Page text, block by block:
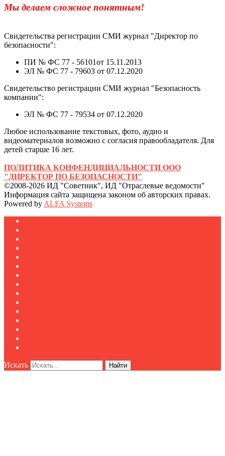
Мы делаем сложное понятным!
Свидетельства регистрации СМИ журнал "Директор по
безопасности":
ПИ № ФС 77 - 56101от 15.11.2013
ЭЛ № ФС 77 - 79603 от 07.12.2020
Свидетельство регистрации СМИ журнал "Безопасность
компании":
ЭЛ № ФС 77 - 79534 от 07.12.2020
Любое использование текстовых, фото, аудио и
видеоматериалов возможно с согласия правообладателя. Для
детей старше 16 лет.
ПОЛИТИКА КОНФЕНДИЦИАЛЬНОСТИ ООО
"ДИРЕКТОР ПО БЕЗОПАСНОСТИ"
©2008-2026 ИД "Советник", ИД "Отраслевые ведомости"
Информация сайта защищена законом об авторских правах.
Powered by ALFA Systems
Искать Найти